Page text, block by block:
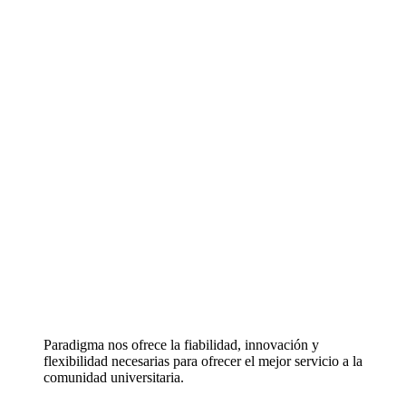
Paradigma nos ofrece la fiabilidad, innovación y
flexibilidad necesarias para ofrecer el mejor servicio a la
comunidad universitaria.